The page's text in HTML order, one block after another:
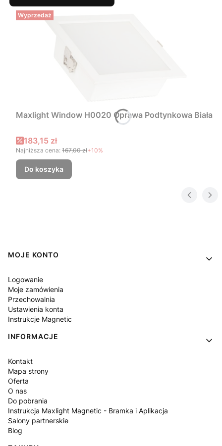
Wyprzedaż
Maxlight Window H0020 Oprawa Podtynkowa Biała
Cena promocyjna
183,15 zł
Najniższa cena: 167,00 zł+10%
Do koszyka
Linki w stopce
MOJE KONTO
Logowanie
Moje zamówienia
Przechowalnia
Ustawienia konta
Instrukcje Magnetic
INFORMACJE
Kontakt
Mapa strony
Oferta
O nas
Do pobrania
Instrukcja Maxlight Magnetic - Bramka i Aplikacja
Salony partnerskie
Blog